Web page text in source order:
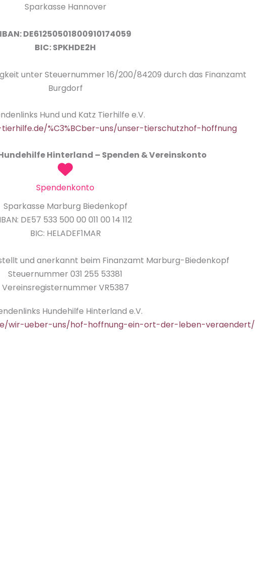
Sparkasse Hannover
IBAN: DE61250501800910174059
BIC: SPKHDE2H
unter Steuernummer 16/200/84209 durch das Finanzamt
Burgdorf
Hund und Katz Tierhilfe e.V.
%C3%BCber-uns/unser-tierschutzhof-hoffnung
Hinterland – Spenden & Vereinskonto
Spendenkonto
Sparkasse Marburg Biedenkopf
IBAN: DE57 533 500 00 011 00 14 112
BIC: HELADEF1MAR
und anerkannt beim Finanzamt Marburg-Biedenkopf
Steuernummer 031 255 53381
Vereinsregisternummer VR5387
Hundehilfe Hinterland e.V.
wir-ueber-uns/hof-hoffnung-ein-ort-der-leben-veraendert/